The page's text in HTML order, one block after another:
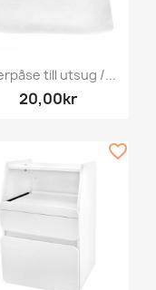
till utsug /...
20,00kr
favorite_border